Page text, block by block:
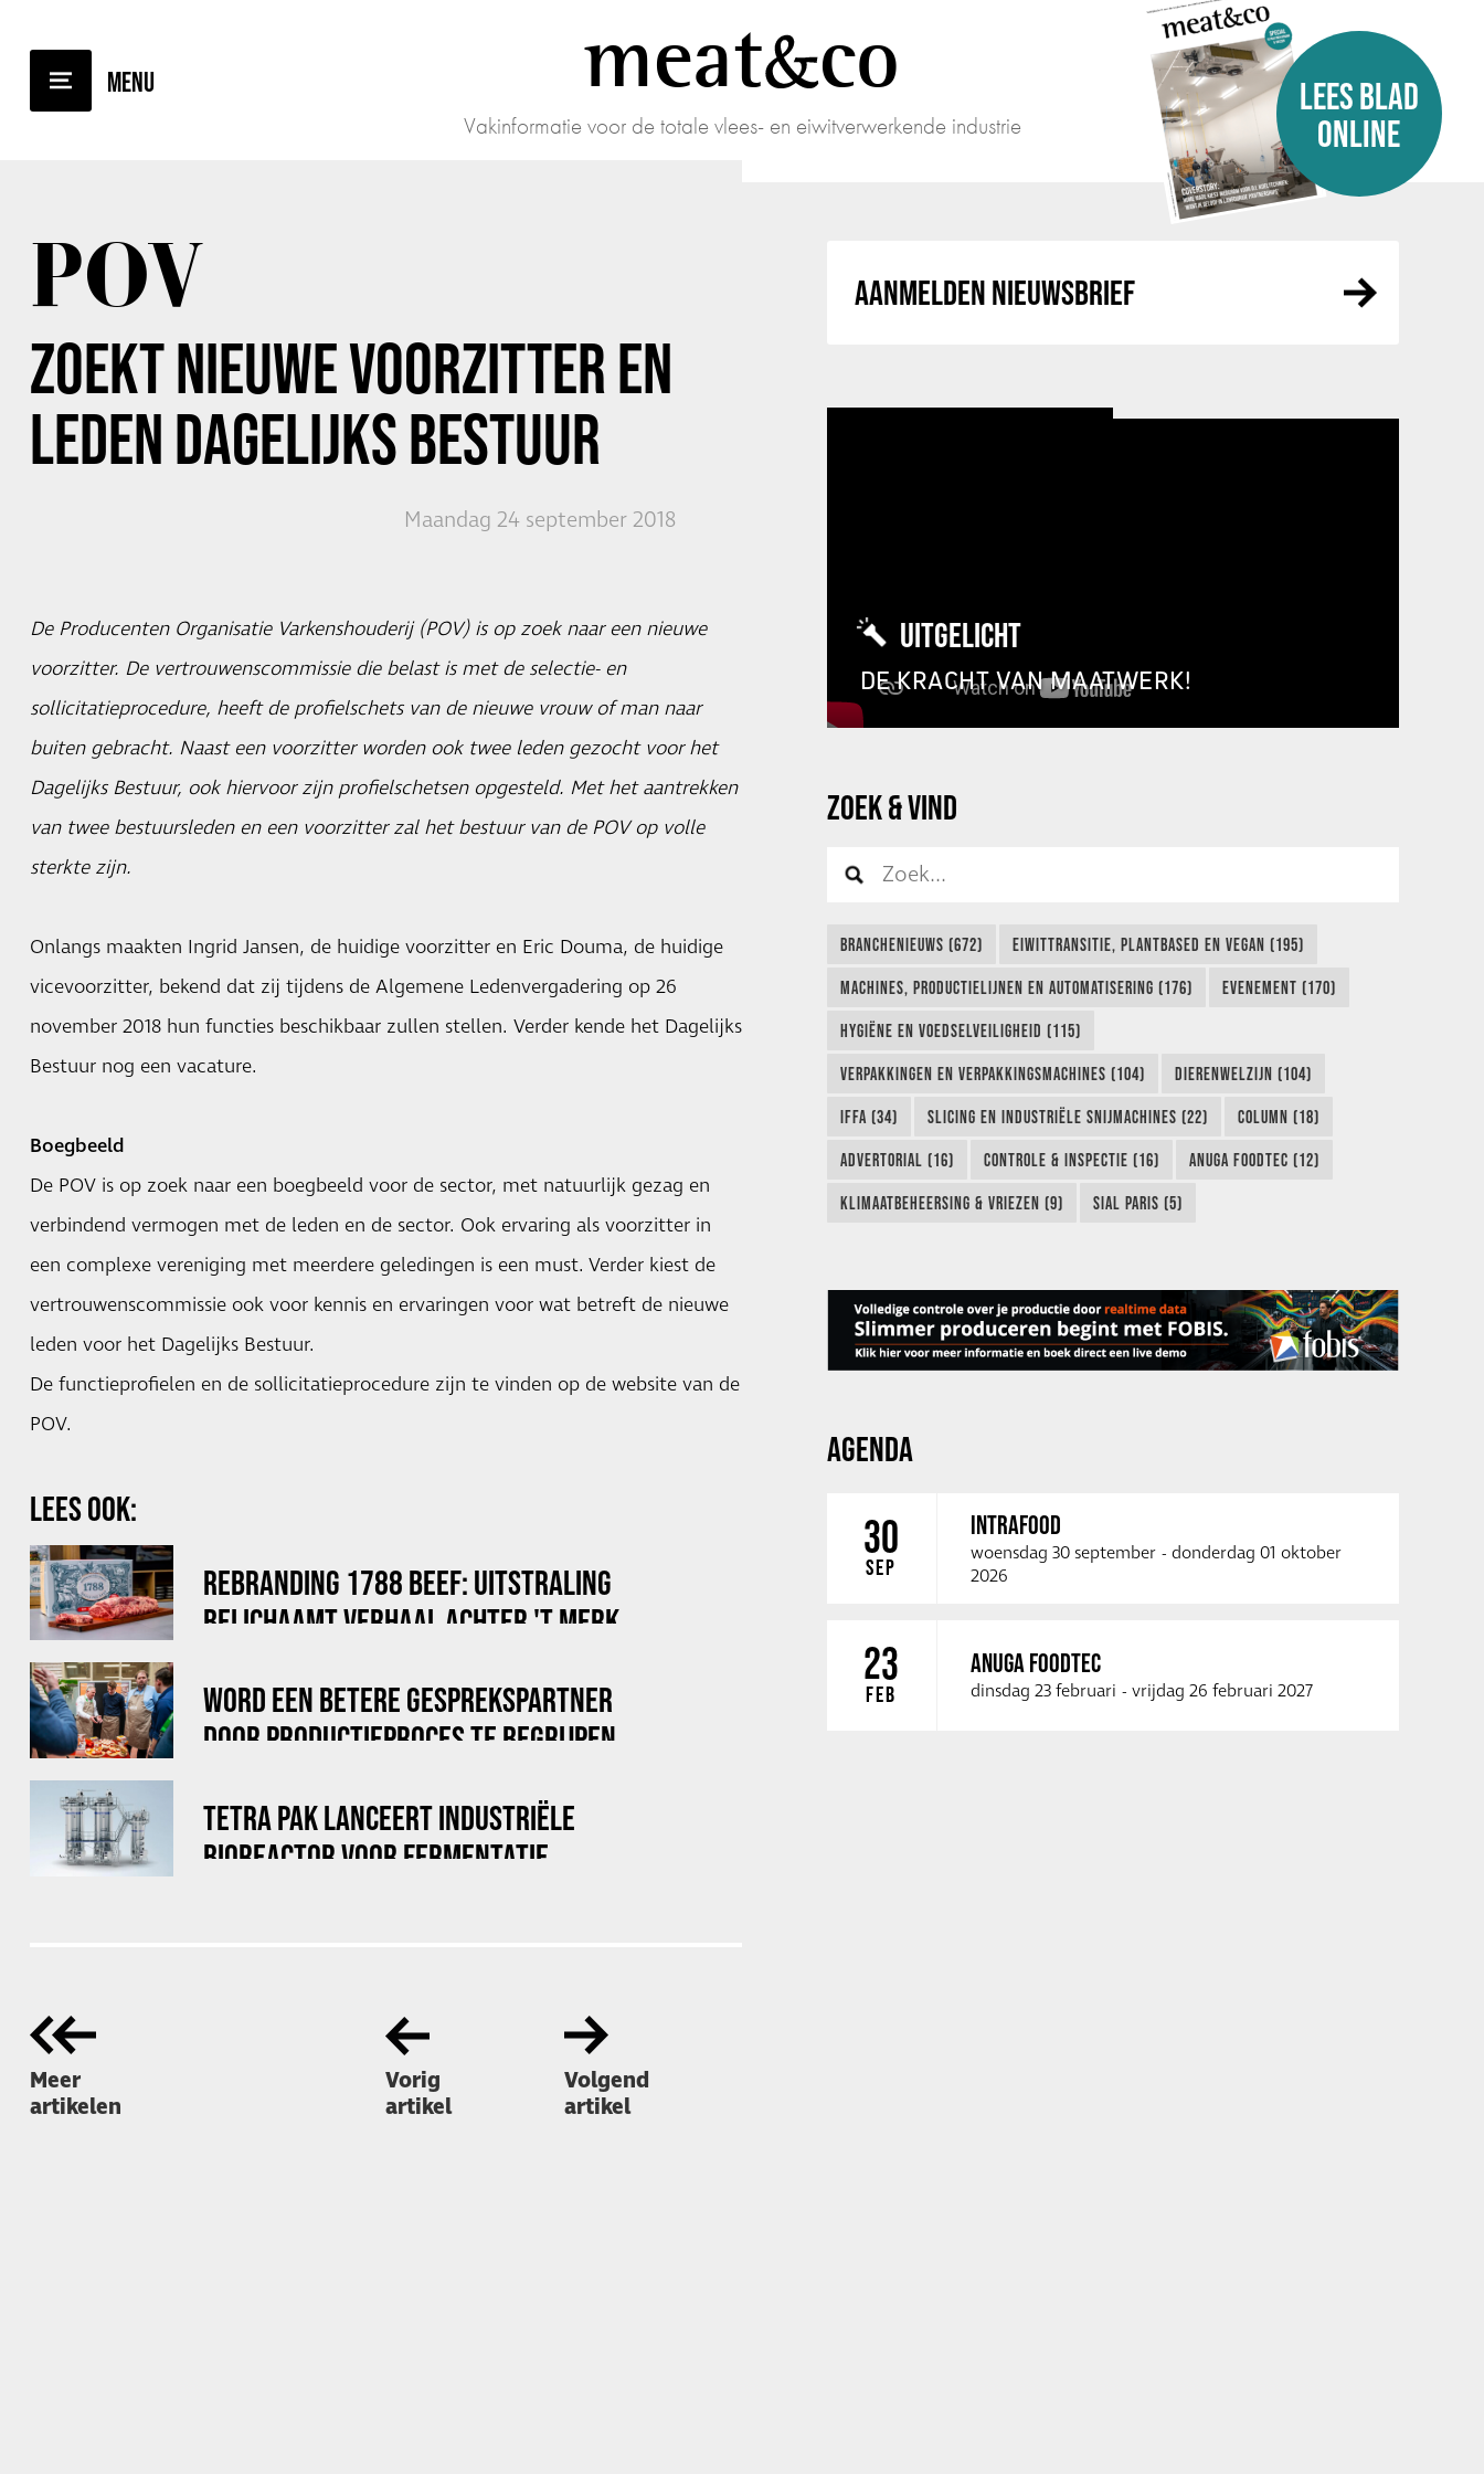
meatco
Vakinformatie voor de totale vlees- en eiwitverwerkende industrie
LEES BLAD
ONLINE
POV
ZOEKT NIEUWE VOORZITTER EN
LEDEN DAGELIJKS BESTUUR
Maandag 24 september 2018
De Producenten Organisatie Varkenshouderij (POV) is op zoek naar een nieuwe
voorzitter. De vertrouwenscommissie die belast is met de selectie- en
sollicitatieprocedure, heeft de profielschets van de nieuwe vrouw of man naar
buiten gebracht. Naast een voorzitter worden ook twee leden gezocht voor het
Dagelijks Bestuur, ook hiervoor zijn profielschetsen opgesteld. Met het aantrekken
van twee bestuursleden en een voorzitter zal het bestuur van de POV op volle
sterkte zijn.
Onlangs maakten Ingrid Jansen, de huidige voorzitter en Eric Douma, de huidige
vicevoorzitter, bekend dat zij tijdens de Algemene Ledenvergadering op 26
november 2018 hun functies beschikbaar zullen stellen. Verder kende het Dagelijks
Bestuur nog een vacature.
Boegbeeld
De POV is op zoek naar een boegbeeld voor de sector, met natuurlijk gezag en
verbindend vermogen met de leden en de sector. Ook ervaring als voorzitter in
een complexe vereniging met meerdere geledingen is een must. Verder kiest de
vertrouwenscommissie ook voor kennis en ervaringen voor wat betreft de nieuwe
leden voor het Dagelijks Bestuur.
De functieprofielen en de sollicitatieprocedure zijn te vinden op de website van de
POV.
LEES OOK:
REBRANDING 1788 BEEF: UITSTRALING
BELICHAAMT VERHAAL ACHTER 'T MERK
WORD EEN BETERE GESPREKSPARTNER
DOOR PRODUCTIEPROCES TE BEGRIJPEN
TETRA PAK LANCEERT INDUSTRIËLE
BIOREACTOR VOOR FERMENTATIE
Meer
artikelen
Vorig
artikel
Volgend
artikel
AANMELDEN NIEUWSBRIEF
UITGELICHT
DE KRACHT VAN MAATWERK!
ZOEK & VIND
BRANCHENIEUWS (672) EIWITTRANSITIE, PLANTBASED EN VEGAN (195)
MACHINES, PRODUCTIELIJNEN EN AUTOMATISERING (176) EVENEMENT (170)
HYGIËNE EN VOEDSELVEILIGHEID (115)
VERPAKKINGEN EN VERPAKKINGSMACHINES (104) DIERENWELZIJN (104)
IFFA (34) SLICING EN INDUSTRIËLE SNIJMACHINES (22) COLUMN (18)
ADVERTORIAL (16) CONTROLE & INSPECTIE (16) ANUGA FOODTEC (12)
KLIMAATBEHEERSING & VRIEZEN (9) SIAL PARIS (5)
AGENDA
30
SEP
INTRAFOOD
woensdag 30 september - donderdag 01 oktober
2026
23
FEB
ANUGA FOODTEC
dinsdag 23 februari - vrijdag 26 februari 2027